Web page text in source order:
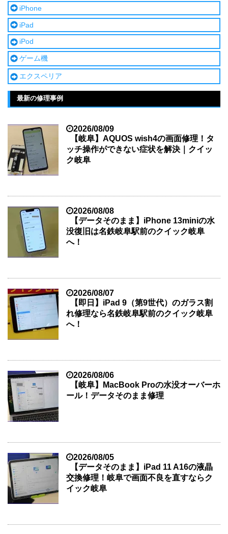
iPhone
iPad
iPod
ゲーム機
エクスペリア
最新の修理事例
2026/08/09
【岐阜】AQUOS wish4の画面修理！タ
ッチ操作ができない症状を解決｜クイッ
ク岐阜
2026/08/08
【データそのまま】iPhone 13miniの水
没復旧は名鉄岐阜駅前のクイック岐阜
へ！
2026/08/07
【即日】iPad 9（第9世代）のガラス割
れ修理なら名鉄岐阜駅前のクイック岐阜
へ！
2026/08/06
【岐阜】MacBook Proの水没オーバーホ
ール！データそのまま修理
2026/08/05
【データそのまま】iPad 11 A16の液晶
交換修理！岐阜で画面不良を直すならク
イック岐阜